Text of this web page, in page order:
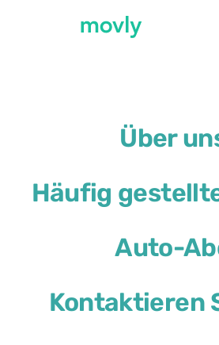
Über
Häufig
Auto-
Kontaktieren
Alle verfügbaren
Peugeot
oder ähnliches